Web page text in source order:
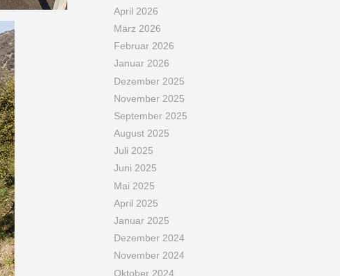
April 2026
März 2026
Februar 2026
Januar 2026
Dezember 2025
November 2025
September 2025
August 2025
Juli 2025
Juni 2025
Mai 2025
April 2025
Januar 2025
Dezember 2024
November 2024
Oktober 2024